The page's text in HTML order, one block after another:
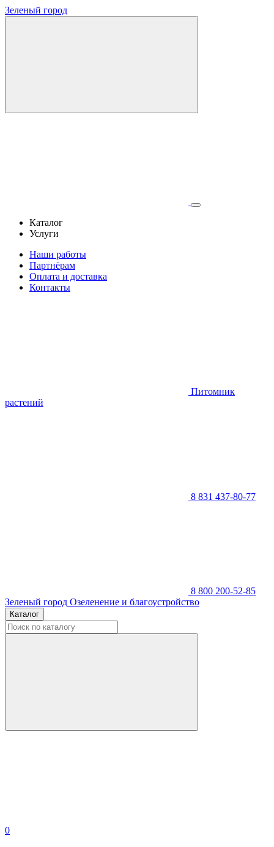
Зеленый город
Каталог
Услуги
Наши работы
Партнёрам
Оплата и доставка
Контакты
Питомник
растений
8 831 437-80-77
8 800 200-52-85
Зеленый город Озеленение и благоустройство
Каталог
0